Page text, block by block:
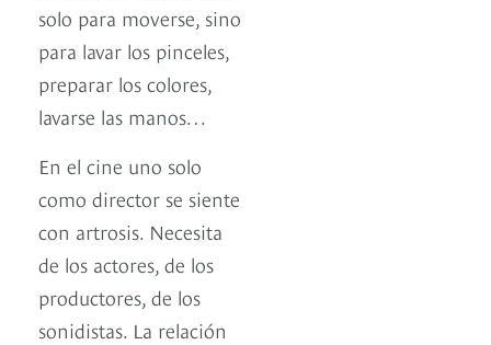
solo para moverse, sino
para lavar los pinceles,
preparar los colores,
lavarse las manos…
En el cine uno solo
como director se siente
con artrosis. Necesita
de los actores, de los
productores, de los
sonidistas. La relación